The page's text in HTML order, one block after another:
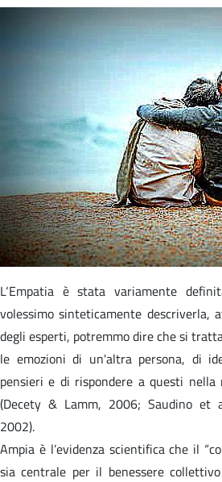
L‘Empatia è stata variamente
volessimo sinteticamente descriverla,
degli esperti, potremmo dire che si
le emozioni di un'altra persona, di
pensieri e di rispondere a questi nella
(Decety & Lamm, 2006; Saudino et
2002).
Ampia è l’evidenza scientifica che il
sia centrale per il benessere